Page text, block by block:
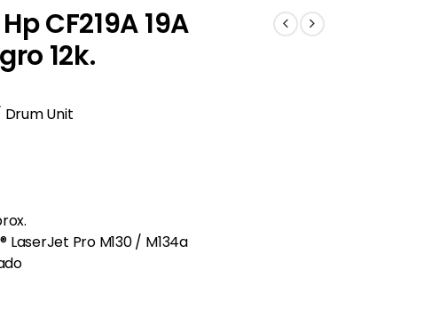
CF219A 19A
12k.
Unit
LaserJet Pro M130 / M134a